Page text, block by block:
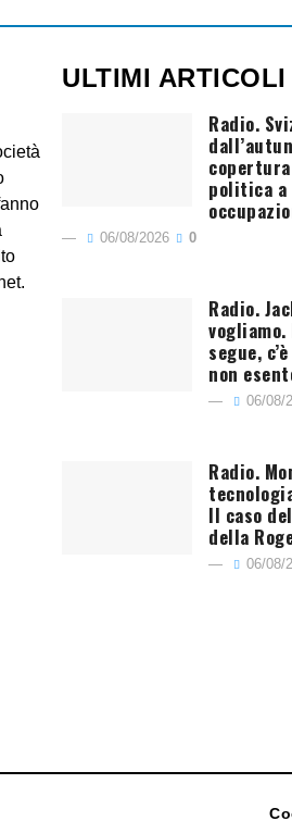
ULTIMI ARTICOLI
Radio.
politica a
06/08/2026 0
Radio.
segue,
non
06/08/
Radio.
Il caso
della
06/08/